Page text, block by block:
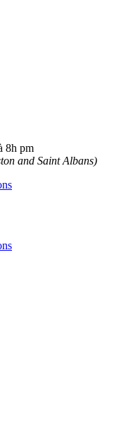
8h pm
and Saint Albans)